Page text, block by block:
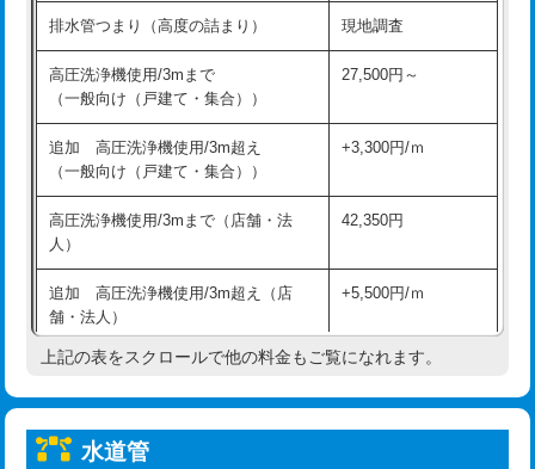
給水管工事※（バンド止め) 3,300円
給水管工事※（支持金具設置)
給水管工事※（保温材使用（バンド止
め込み）)
5,500円
給水管工事※（土の掘削・埋め戻し作
業)
11,000円
給水管工事※（塩ビ管（VP・HI）使
用/3ｍまで)
33,000円
給水管工事※（塩ビ管（VP・HI）使
+8,800円
給水管工事※（ライニング鋼管・銅
管・ポリ管・HT管使用/3ｍまで)
排水管つまり（高度の詰まり） 現地調査
高圧洗浄機使用/3mまで
（一般向け（戸建て・集合））
27,500円～
追加 高圧洗浄機使用/3m超え
（一般向け（戸建て・集合））
+3,300円/ｍ
高圧洗浄機使用/3mまで（店舗・法
人）
42,350円
追加 高圧洗浄機使用/3m超え（店
舗・法人）
+5,500円/ｍ
高度高圧洗浄換 現地調査
トーラー機使用/3mまで
上記の表をスクロールで他の料金もご覧になれます。
水道管